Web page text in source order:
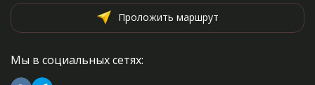
Проложить маршрут
Мы в социальных сетях: